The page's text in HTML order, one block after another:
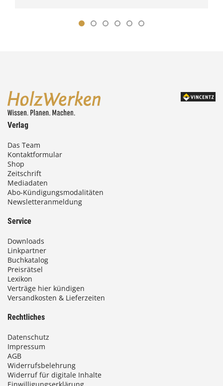
Verlag
Das Team
Kontaktformular
Shop
Zeitschrift
Mediadaten
Abo-Kündigungsmodalitäten
Newsletteranmeldung
Service
Downloads
Linkpartner
Buchkatalog
Preisrätsel
Lexikon
Verträge hier kündigen
Versandkosten & Lieferzeiten
Rechtliches
Datenschutz
Impressum
AGB
Widerrufsbelehrung
Widerruf für digitale Inhalte